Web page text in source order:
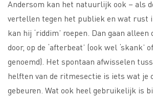
Andersom kan het natuurlijk ook – als
vertellen tegen het publiek en wat rust
kan hij ‘riddim’ roepen. Dan gaan
door, op de ‘afterbeat’ (ook wel ‘skank’
genoemd). Het spontaan afwisselen
helften van de ritmesectie is iets wat je
gebeuren. Wat ook heel gebruikelijk is